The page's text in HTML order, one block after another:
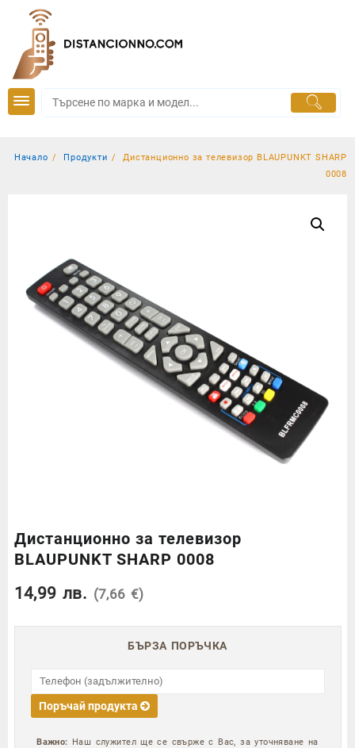
content
Начало Продукти
Дистанционно за телевизор BLAUPUNKT SHARP
0008
Дистанционно за телевизор
BLAUPUNKT SHARP 0008
14,99 лв. (7,66 €)
БЪРЗА ПОРЪЧКА
Поръчай продукта
Важно: Наш служител ще се свърже с Вас, за уточняване на